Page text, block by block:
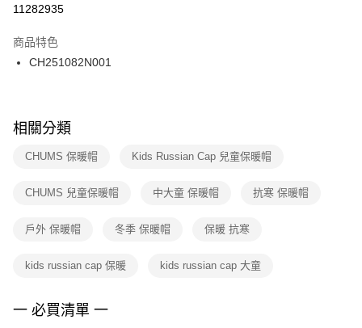
１．於結帳方式選擇「AFTEE先享後付」後，將跳轉至「AFTEE先享後付」
２．訂單成立數日內，您將收到繳費通知簡訊。
３．收到繳費通知簡訊後14天內，點擊此簡訊中的連結，可透過四大超商／
ATM／網路銀行／等多元方式進行付款，方視為交易完成。
※ 交易是否成功請以「AFTEE先享後付 」之結帳頁面顯示為準，若有關於
是否繳費成功／繳費後需取消欲退款等相關疑問，請聯繫「AFTEE先享後付
客戶支援中心」https://netprotections.freshdesk.com/support/home
１．透過由恩沛科技股份有限公司提供之「AFTEE先享後付」服務完成之交
權轉讓予恩沛科技股份有限公司。
３．未成年的使用者請事先徵得法定代理人或監護人之同意方可使用
４．使用「AFTEE先享後付」時，將依據個別帳號之用戶狀況，依本公司即
每筆NT$100，滿NT$1,500(含以上)免運費
付款後門市自取
每筆NT$100，滿NT$1,500(含以上)免運費
11282935
商品特色
CH251082N001
相關分類
CHUMS 保暖帽 Kids Russian Cap 兒童保暖帽
CHUMS 兒童保暖帽 中大童 保暖帽 抗寒 保暖帽
戶外 保暖帽 冬季 保暖帽 保暖 抗寒
kids russian cap 保暖 kids russian cap 大童
一 必買清單 一